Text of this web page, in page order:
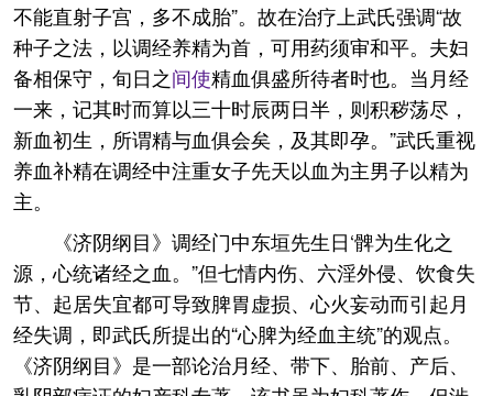
不能直射子宫，多不成胎”。故在治疗上武氏强调“故
种子之法，以调经养精为首，可用药须审和平。夫妇
备相保守，旬日之间使精血俱盛所待者时也。当月经
一来，记其时而算以三十时辰两日半，则积秽荡尽，
新血初生，所谓精与血俱会矣，及其即孕。”武氏重视
养血补精在调经中注重女子先天以血为主男子以精为
主。
《济阴纲目》调经门中东垣先生日‘髀为生化之
源，心统诸经之血。”但七情内伤、六淫外侵、饮食失
节、起居失宜都可导致脾胃虚损、心火妄动而引起月
经失调，即武氏所提出的“心脾为经血主统”的观点。
《济阴纲目》是一部论治月经、带下、胎前、产后、